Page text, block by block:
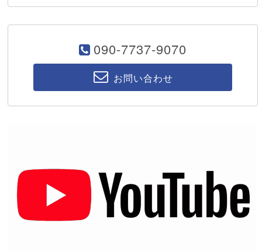
090-7737-9070
お問い合わせ